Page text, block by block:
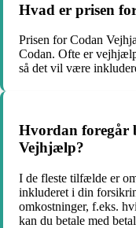
Hvad er prisen
Prisen for Codan
Codan. Ofte er
så det vil være
Hvordan foregår
Vejhjælp?
I de fleste tilfælde er
inkluderet i din
omkostninger, f.eks.
kan du betale med